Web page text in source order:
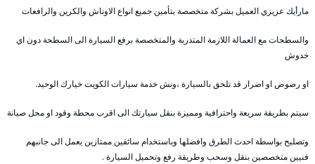
مارأيك عزيزي العميل بشركة متخصصة بتأمين جميع انواع الاوناش والكرين والرافعات
والسطحات مع العمالة اللازمة المتدربة والمتخصصة برفع السيارة الى السطحة دون اي
خدوش
او رضوض او اضرار قد تلحق بالسيارة ،ونش خدمة سيارات الكويت خيارك الوحيد.
سيتم بطريقة سريعة واحترافية ومميزة بنقل سيارتك الى اقرب محطة وقود او محل صيانة
وتصليح بواسطة احدث الطرق وافضلها وباستخدام سائقين ممتازين يعمل الى جانبهم
فنيين متخصصين بنقل وسحب وطريقة رفع وتحميل السيارة .